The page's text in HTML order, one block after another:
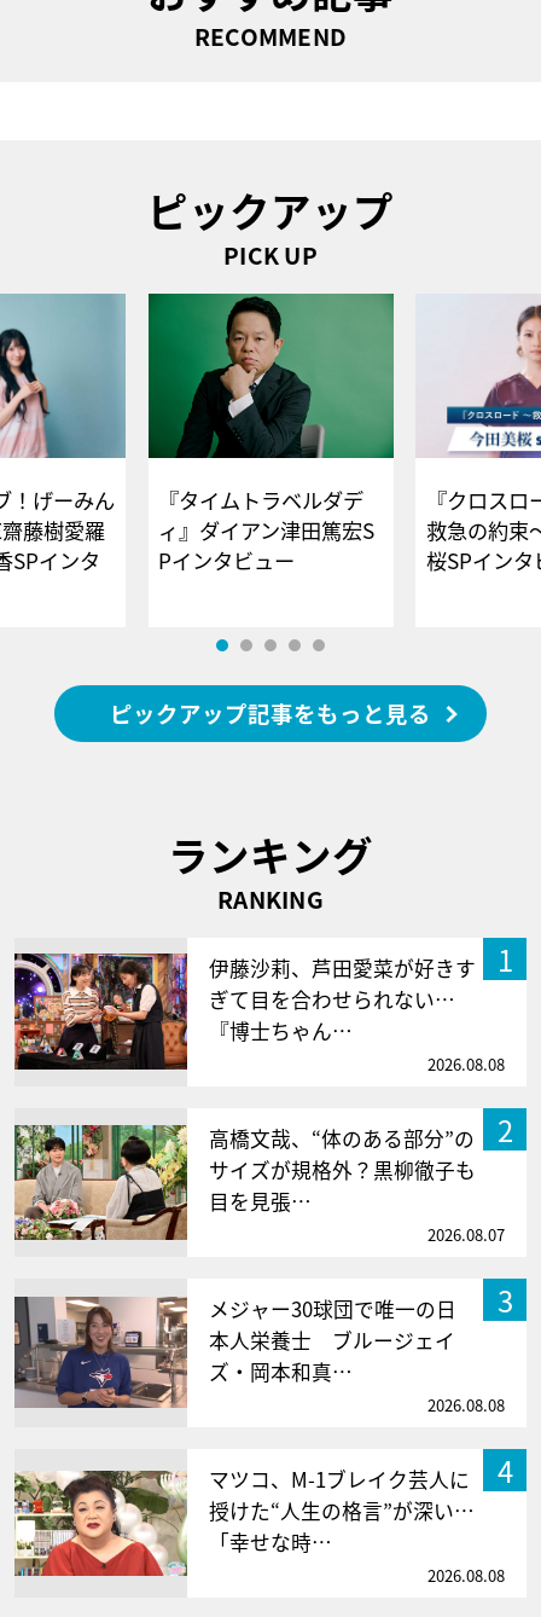
RECOMMEND
ピックアップ
PICK UP
！げーみん
藤樹愛羅
SPインタ
『タイムトラベルダデ
ィ』ダイアン津田篤宏S
Pインタビュー
『クロス
救急の約束
桜SPイ
ピックアップ記事をもっと見る
ランキング
RANKING
1
伊藤沙莉、芦田愛菜が好きす
ぎて目を合わせられない…
『博士ちゃん…
2026.08.08
2
高橋文哉、“体のある部分”の
サイズが規格外？黒柳徹子も
目を見張…
2026.08.07
3
メジャー30球団で唯一の日
本人栄養士 ブルージェイ
ズ・岡本和真…
2026.08.08
4
マツコ、M-1ブレイク芸人に
授けた“人生の格言”が深い…
「幸せな時…
2026.08.08